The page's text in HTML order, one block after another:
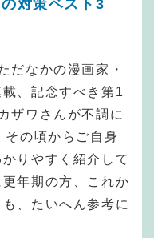
対策ベスト3
だなかの漫画家・
、記念すべき第1
ザワさんが不調に
の頃からご自身
りやすく紹介して
年期の方、これか
、たいへん参考に